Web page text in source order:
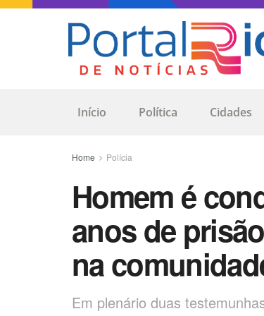
Início Política Cidades
Home Polícia
Homem é
anos de
na
Em plenário duas